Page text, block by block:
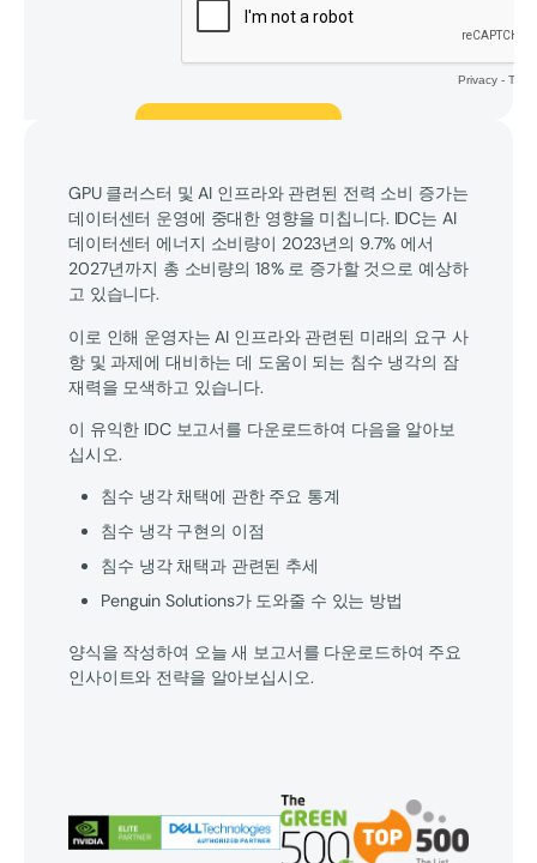
GPU 클러스터 및 AI 인프라와 관련된 전력 소비 증가는
데이터센터 운영에 중대한 영향을 미칩니다. IDC는 AI
데이터센터 에너지 소비량이 2023년의 9.7% 에서
2027년까지 총 소비량의 18% 로 증가할 것으로 예상하
고 있습니다.
이로 인해 운영자는 AI 인프라와 관련된 미래의 요구 사
항 및 과제에 대비하는 데 도움이 되는 침수 냉각의 잠
재력을 모색하고 있습니다.
이 유익한 IDC 보고서를 다운로드하여 다음을 알아보
십시오.
침수 냉각 채택에 관한 주요 통계
침수 냉각 구현의 이점
침수 냉각 채택과 관련된 추세
Penguin Solutions가 도와줄 수 있는 방법
양식을 작성하여 오늘 새 보고서를 다운로드하여 주요
인사이트와 전략을 알아보십시오.